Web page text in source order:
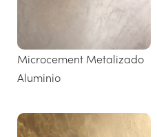
Microcement Metalizado
Aluminio